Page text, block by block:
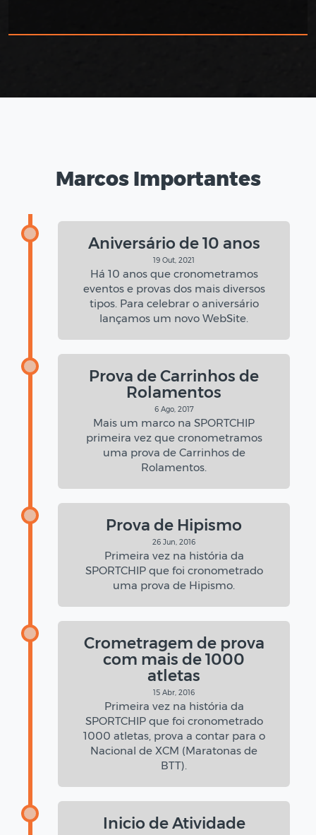
Marcos Importantes
Aniversário de 10 anos
19 Out, 2021
Há 10 anos que cronometramos
eventos e provas dos mais diversos
tipos. Para celebrar o aniversário
lançamos um novo WebSite.
Prova de Carrinhos de
Rolamentos
6 Ago, 2017
Mais um marco na SPORTCHIP
primeira vez que cronometramos
uma prova de Carrinhos de
Rolamentos.
Prova de Hipismo
26 Jun, 2016
Primeira vez na história da
SPORTCHIP que foi cronometrado
uma prova de Hipismo.
Crometragem de prova
com mais de 1000
atletas
15 Abr, 2016
Primeira vez na história da
SPORTCHIP que foi cronometrado
1000 atletas, prova a contar para o
Nacional de XCM (Maratonas de
BTT).
Inicio de Atividade